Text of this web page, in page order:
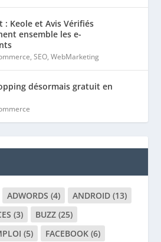
: Keole et Avis Vérifiés
ensemble les e-
,SEO,WebMarketing
désormais gratuit en
ADWORDS (4) ANDROID (13)
(3) BUZZ (25)
(5) FACEBOOK (6)